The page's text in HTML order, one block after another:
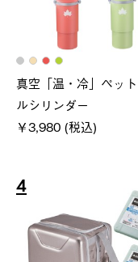
真空「温・冷」ペッ
ルシリンダー
￥3,980 (税込)
4